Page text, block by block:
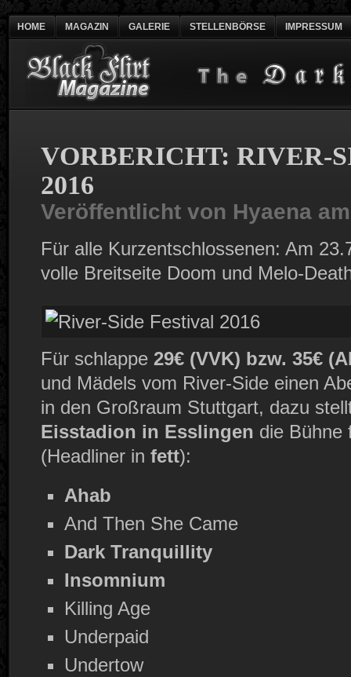
VORBERICHT: RIVER-
2016
Veröffentlicht von Hyaena
Für alle Kurzentschlossenen: Am
volle Breitseite Doom und Melo-
Für schlappe 29€ (VVK) bzw. 35€
und Mädels vom River-Side einen
in den Großraum Stuttgart, dazu
Eisstadion in Esslingen die Bühne
(Headliner in fett):
Ahab
And Then She Came
Dark Tranquillity
Insomnium
Killing Age
Underpaid
Undertow
HOME MAGAZIN GALERIE STELLENBÖRSE IMPRESSUM